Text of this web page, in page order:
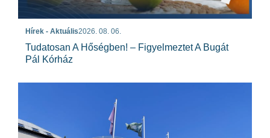
Hírek - Aktuális2026. 08. 06.
Tudatosan A Hőségben! – Figyelmeztet A Bugát
Pál Kórház